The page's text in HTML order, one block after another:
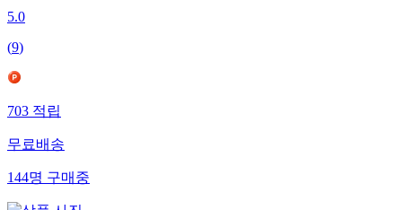
5.0
(9)
703적립
무료배송
144명구매중